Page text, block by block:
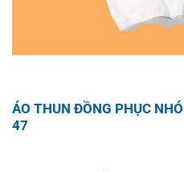
ÁO THUN ĐỒNG PHỤC
47